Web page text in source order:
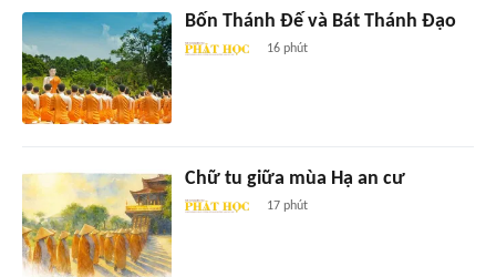
Bốn Thánh Đế và Bát Thánh Đạo
16 phút
Chữ tu giữa mùa Hạ an cư
17 phút